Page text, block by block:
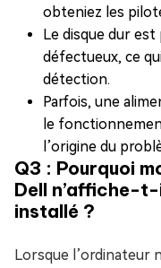
obteniez les
Le disque dur
défectueux, ce
détection.
Parfois, une
le
l’origine du
Q3 : Pourquoi
Dell n’affiche-
installé ?
Lorsque l’ordinateur